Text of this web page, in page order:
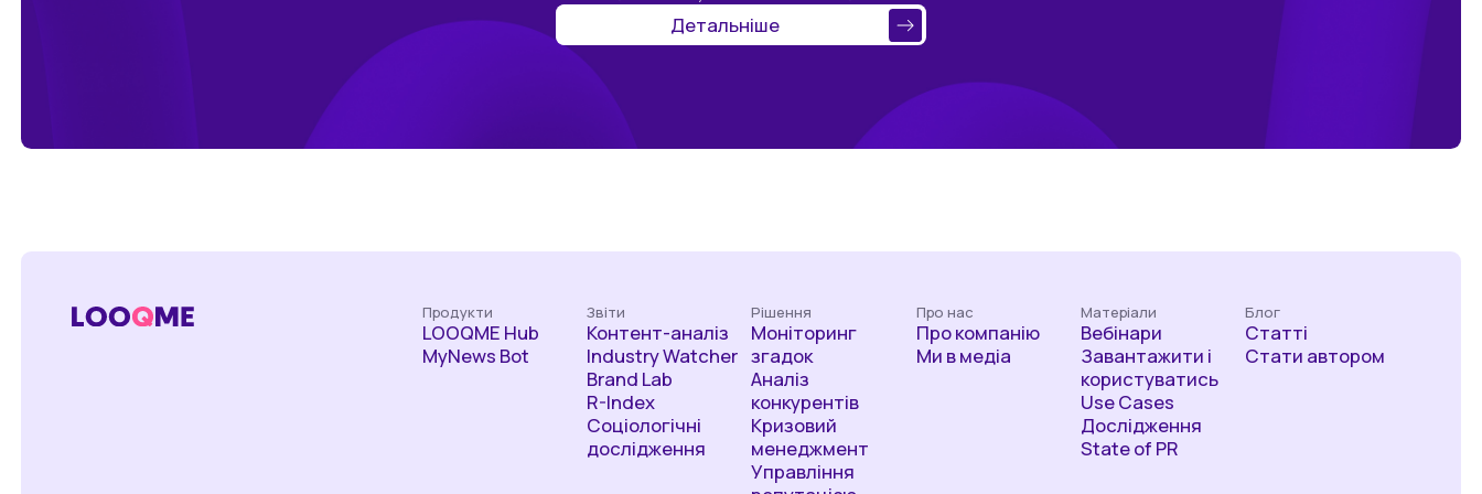
Детальніше
Продукти
LOOQME Hub
MyNews Bot
Звіти
Контент-аналіз
Industry Watcher
Brand Lab
R-Index
Соціологічні
дослідження
Рішення
Моніторинг
згадок
Аналіз
конкурентів
Кризовий
менеджмент
Управління
Про нас
Про компанію
Ми в медіа
Матеріали
Вебінари
Завантажити і
користуватись
Use Cases
Дослідження
State of PR
Блог
Статті
Стати автором